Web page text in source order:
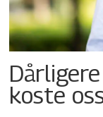
koste